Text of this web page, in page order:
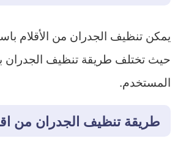
يمكن تنظيف الجدران من الأقلام
حيث تختلف طريقة تنظيف الجدران
المستخدم.
طريقة تنظيف الجدران من